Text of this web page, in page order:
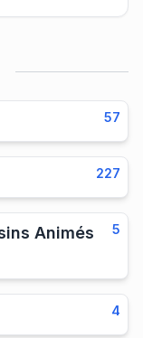
57
227
Animés
5
4